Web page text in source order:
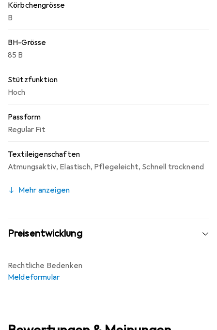
Körbchengrösse
B
BH-Grösse
85 B
Stützfunktion
Hoch
Passform
Regular Fit
Textileigenschaften
Atmungsaktiv, Elastisch, Pflegeleicht, Schnell trocknend
Mehr anzeigen
Preisentwicklung
Rechtliche Bedenken
Meldeformular